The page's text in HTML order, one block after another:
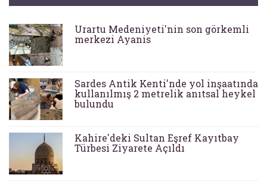
Urartu Medeniyeti'nin son görkemli
merkezi Ayanis
Sardes Antik Kenti'nde yol inşaatında
kullanılmış 2 metrelik anıtsal heykel
bulundu
Kahire'deki Sultan Eşref Kayıtbay
Türbesi Ziyarete Açıldı